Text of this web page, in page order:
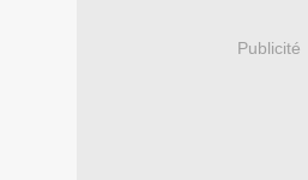
Publicité